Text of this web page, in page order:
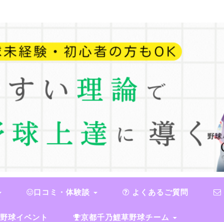
口コミ・体験談 よくあるご質問
野球イベント 京都千乃鯉草野球チーム